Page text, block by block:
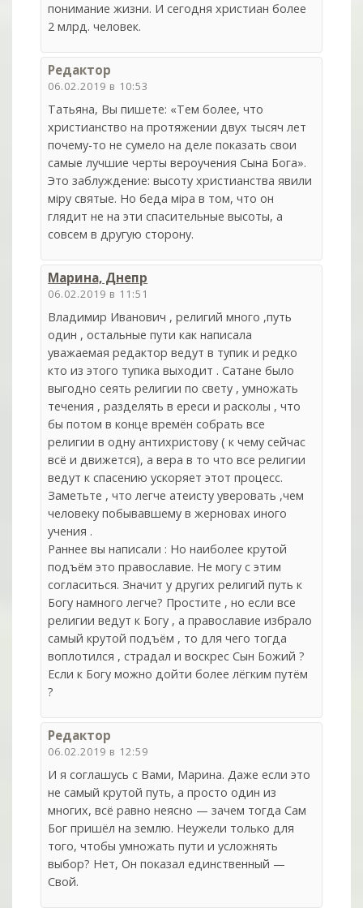
понимание жизни. И сегодня христиан более
2 млрд. человек.
Редактор
06.02.2019 в 10:53
Татьяна, Вы пишете: «Тем более, что
христианство на протяжении двух тысяч лет
почему-то не сумело на деле показать свои
самые лучшие черты вероучения Сына Бога».
Это заблуждение: высоту христианства явили
мiру святые. Но беда мiра в том, что он
глядит не на эти спасительные высоты, а
совсем в другую сторону.
Марина, Днепр
06.02.2019 в 11:51
Владимир Иванович , религий много ,путь
один , остальные пути как написала
уважаемая редактор ведут в тупик и редко
кто из этого тупика выходит . Сатане было
выгодно сеять религии по свету , умножать
течения , разделять в ереси и расколы , что
бы потом в конце времён собрать все
религии в одну антихристову ( к чему сейчас
всё и движется), а вера в то что все религии
ведут к спасению ускоряет этот процесс.
Заметьте , что легче атеисту уверовать ,чем
человеку побывавшему в жерновах иного
учения .
Раннее вы написали : Но наиболее крутой
подъём это православие. Не могу с этим
согласиться. Значит у других религий путь к
Богу намного легче? Простите , но если все
религии ведут к Богу , а православие избрало
самый крутой подъём , то для чего тогда
воплотился , страдал и воскрес Сын Божий ?
Если к Богу можно дойти более лёгким путём
?
Редактор
06.02.2019 в 12:59
И я соглашусь с Вами, Марина. Даже если это
не самый крутой путь, а просто один из
многих, всё равно неясно — зачем тогда Сам
Бог пришёл на землю. Неужели только для
того, чтобы умножать пути и усложнять
выбор? Нет, Он показал единственный —
Свой.